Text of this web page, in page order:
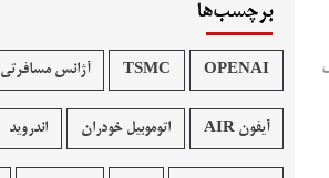
برچسب‌ها
OPENAI
TSMC آژانس مسافرتی
آیفون AIR اتوموبیل خودران اندروید